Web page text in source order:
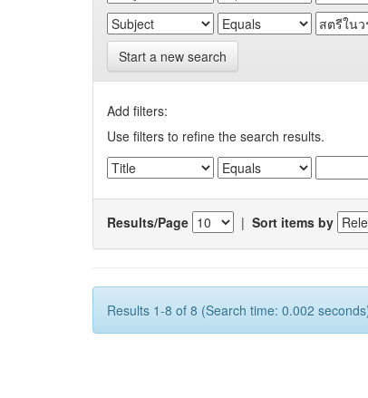
Start a new search
Add filters:
Use filters to refine the search results.
Results/Page | Sort items by
Results 1-8 of 8 (Search time: 0.002